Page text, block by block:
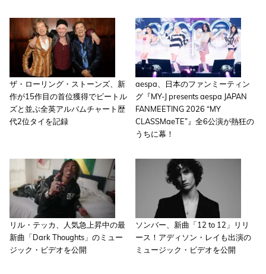
ザ・ローリング・ストーンズ、新
作が15作目の首位獲得でビートル
ズと並ぶ全英アルバムチャート歴
代2位タイを記録
aespa、日本のファンミーティン
グ『MY-J presents aespa JAPAN
FANMEETING 2026 “MY
CLASSMaeTE”』全6公演が熱狂の
うちに幕！
リル・テッカ、人気急上昇中の最
新曲「Dark Thoughts」のミュー
ジック・ビデオを公開
ソンバー、新曲「12 to 12」リリ
ース！アディソン・レイも出演の
ミュージック・ビデオを公開